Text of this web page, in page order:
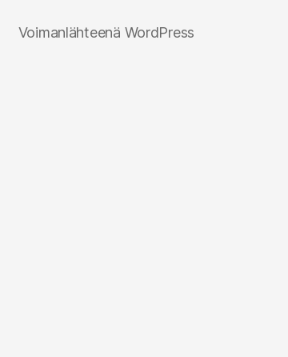
Voimanlähteenä WordPress